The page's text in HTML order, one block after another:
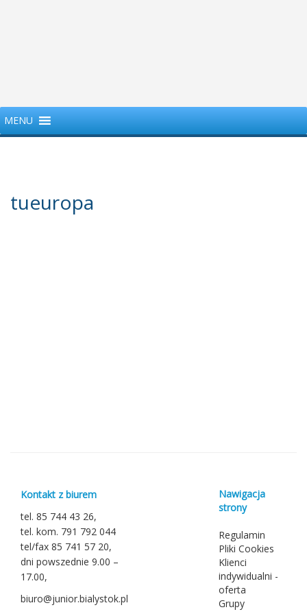
MENU
tueuropa
Kontakt z biurem
tel. 85 744 43 26,
tel. kom. 791 792 044
tel/fax 85 741 57 20,
dni powszednie 9.00 –
17.00,
biuro@junior.bialystok.pl
Nawigacja
strony
Regulamin
Pliki Cookies
Klienci
indywidualni -
oferta
Grupy